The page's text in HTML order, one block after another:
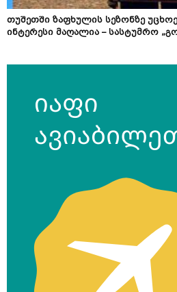
თუშეთში ზაფხულის სეზონზე
ინტერესი მაღალია – სასტუმრო